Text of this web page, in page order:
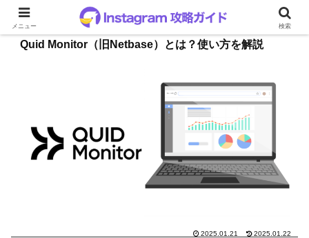
Quid Monitor（旧Netbase）とは？使い方を解説
2025.01.21 2025.01.22
メニュー 検索